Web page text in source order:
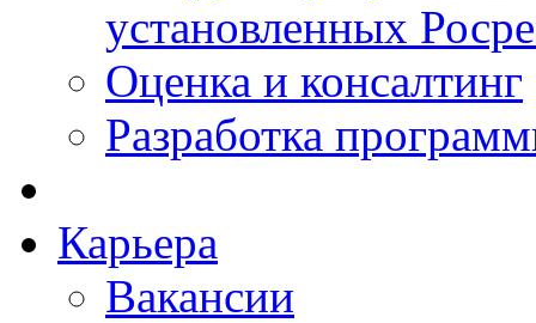
установленных
Оценка и консалтинг
Разработка
Карьера
Вакансии